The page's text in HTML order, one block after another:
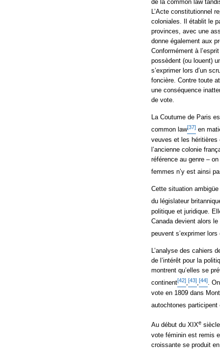
de la common law
L’Acte constitutionnel
coloniales. Il établit le
provinces, avec une
donne également aux
Conformément à
possèdent (ou louent)
s’exprimer lors d’un
foncière. Contre toute
une conséquence
de vote.
La Coutume de Paris
common law[37]en
veuves et les héritières
l’ancienne colonie
référence au genre –
femmes n’y est ainsi
Cette situation
du législateur
politique et juridique.
Canada devient alors
peuvent s’exprimer
L’analyse des cahiers
de l’intérêt pour la
montrent qu’elles se
continent[42],[43],[44].
vote en 1809 dans
autochtones
Au début du XIXe
vote féminin est remis
croissante se produit